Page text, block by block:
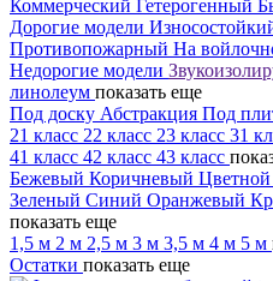
Коммерческий Гетерогенный
Дорогие модели
Противопожарный На
Недорогие модели
линолеум показать еще
Под доску Абстракция Под
21 класс 22 класс 23 класс 31
41 класс 42 класс 43 класс
Бежевый Коричневый Цветной
Зеленый Синий Оранжевый
показать еще
1,5 м 2 м 2,5 м 3 м 3,5 м 4 м 5 м
Остатки показать еще